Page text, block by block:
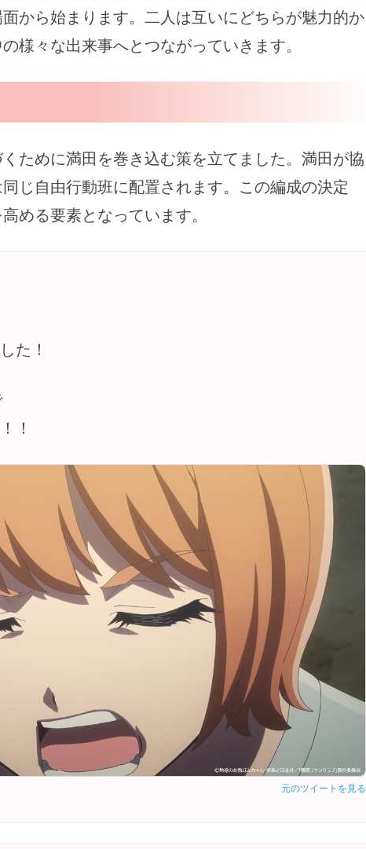
から始まります。二人は互いにどちらが魅力的か
様々な出来事へとつながっていきます。
ために満田を巻き込む策を立てました。満田が協
じ自由行動班に配置されます。この編成の決定
める要素となっています。
た！
！
元のツイートを見る